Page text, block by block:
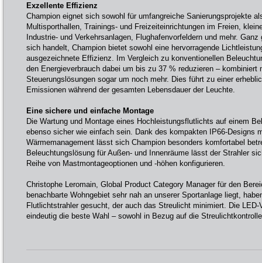
Exzellente Effizienz
Champion eignet sich sowohl für umfangreiche Sanierungsprojekte
Multisporthallen, Trainings- und Freizeiteinrichtungen im Freien,
Industrie- und Verkehrsanlagen, Flughafenvorfeldern und mehr.
sich handelt, Champion bietet sowohl eine hervorragende
ausgezeichnete Effizienz. Im Vergleich zu konventionellen
den Energieverbrauch dabei um bis zu 37 % reduzieren – kombiniert
Steuerungslösungen sogar um noch mehr. Dies führt zu einer
Emissionen während der gesamten Lebensdauer der Leuchte.
Eine sichere und einfache Montage
Die Wartung und Montage eines Hochleistungsflutlichts auf einem
ebenso sicher wie einfach sein. Dank des kompakten IP66-Designs
Wärmemanagement lässt sich Champion besonders komfortabel
Beleuchtungslösung für Außen- und Innenräume lässt der Strahler
Reihe von Mastmontageoptionen und -höhen konfigurieren.
Christophe Leromain, Global Product Category Manager für den
benachbarte Wohngebiet sehr nah an unserer Sportanlage liegt,
Flutlichtstrahler gesucht, der auch das Streulicht minimiert. Die LED-
eindeutig die beste Wahl – sowohl in Bezug auf die